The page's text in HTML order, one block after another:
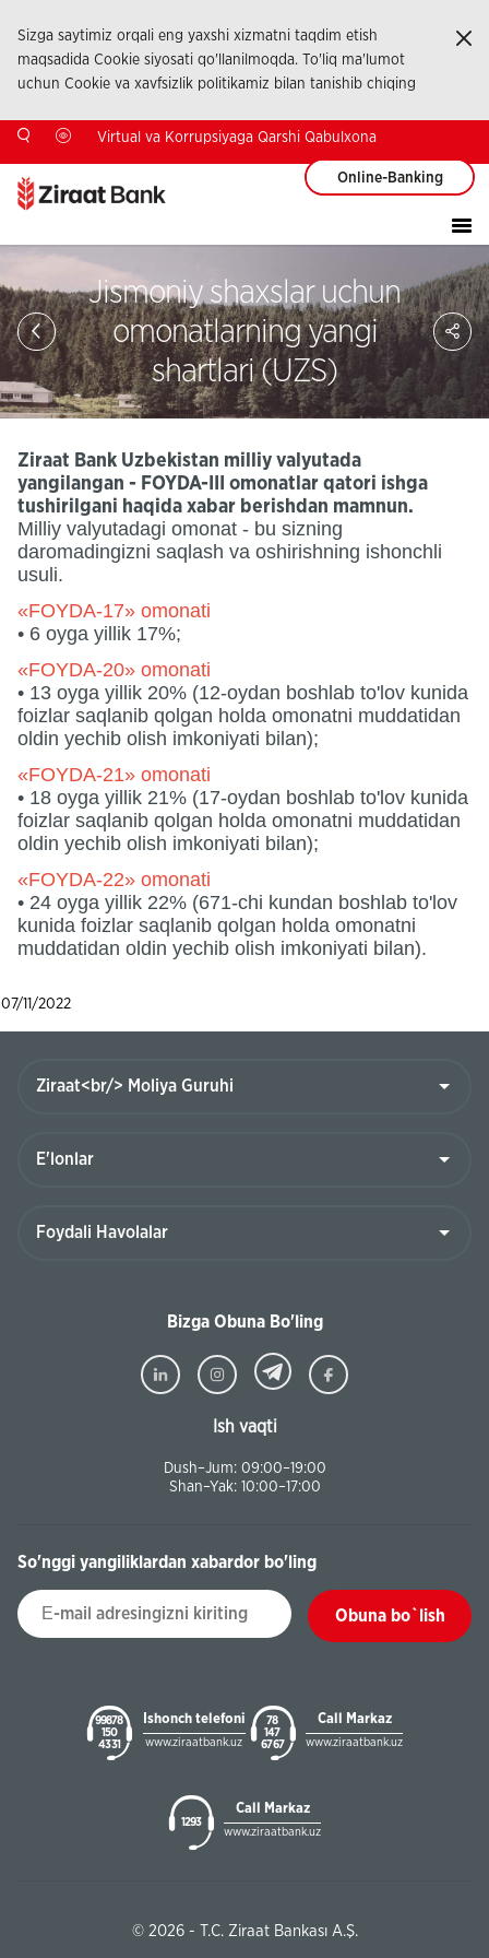
Sizga saytimiz orqali eng yaxshi xizmatni taqdim etish
maqsadida Cookie siyosati qo'llanilmoqda. To'liq ma'lumot
uchun Cookie va xavfsizlik politikamiz bilan tanishib chiqing
Virtual va Korrupsiyaga Qarshi Qabulxona
Online-Banking
Jismoniy shaxslar uchun
omonatlarning yangi
shartlari (UZS)
Ziraat Bank Uzbekistan milliy valyutada
yangilangan - FOYDA-III omonatlar qatori ishga
tushirilgani haqida xabar berishdan mamnun.
Milliy valyutadagi omonat - bu sizning
daromadingizni saqlash va oshirishning ishonchli
usuli.
«FOYDA-17» omonati
• 6 oyga yillik 17%;
«FOYDA-20» omonati
• 13 oyga yillik 20% (12-oydan boshlab to'lov kunida
foizlar saqlanib qolgan holda omonatni muddatidan
oldin yechib olish imkoniyati bilan);
«FOYDA-21» omonati
• 18 oyga yillik 21% (17-oydan boshlab to'lov kunida
foizlar saqlanib qolgan holda omonatni muddatidan
oldin yechib olish imkoniyati bilan);
«FOYDA-22» omonati
• 24 oyga yillik 22% (671-chi kundan boshlab to'lov
kunida foizlar saqlanib qolgan holda omonatni
muddatidan oldin yechib olish imkoniyati bilan).
07/11/2022
Bizga Obuna Bo'ling
Ish vaqti
Dush–Jum: 09:00–19:00
Shan–Yak: 10:00–17:00
So'nggi yangiliklardan xabardor bo'ling
Obuna bo`lish
99878
150
43 31
Ishonch telefoni
www.ziraatbank.uz
78
147
67 67
Call Markaz
www.ziraatbank.uz
1293
Call Markaz
www.ziraatbank.uz
© 2026 - T.C. Ziraat Bankası A.Ş.